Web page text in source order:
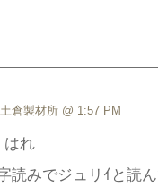
倉製材所 @ 1:57 PM
れ
読みでジュリｲと読